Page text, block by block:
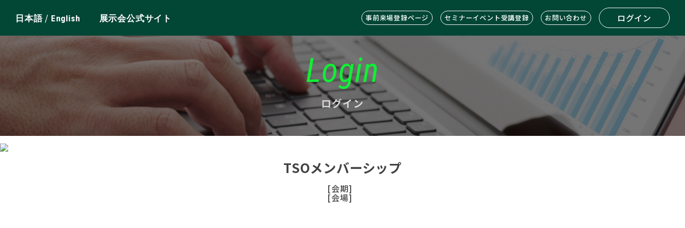
日本語/ English 展示会公式サイト 事前来場登録ページ セミナーイベント受講登録 お問い合わせ ログイン
Login
ログイン
TSOメンバーシップ
[会期]
[会場]